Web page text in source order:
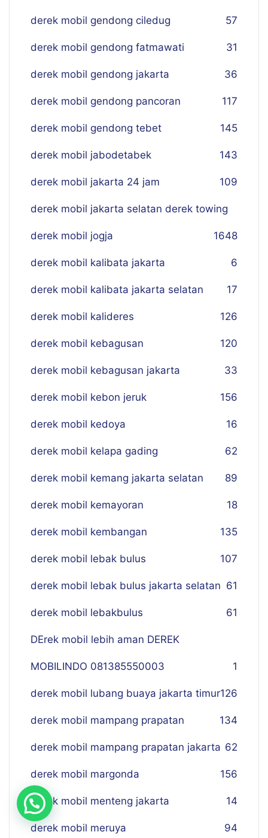
derek mobil gendong ciledug 57
derek mobil gendong fatmawati 31
derek mobil gendong jakarta 36
derek mobil gendong pancoran 117
derek mobil gendong tebet 145
derek mobil jabodetabek 143
derek mobil jakarta 24 jam 109
derek mobil jakarta selatan derek towing
48
derek mobil jogja 16
derek mobil kalibata jakarta 6
derek mobil kalibata jakarta selatan 17
derek mobil kalideres 126
derek mobil kebagusan 120
derek mobil kebagusan jakarta 33
derek mobil kebon jeruk 156
derek mobil kedoya 16
derek mobil kelapa gading 62
derek mobil kemang jakarta selatan 89
derek mobil kemayoran 18
derek mobil kembangan 135
derek mobil lebak bulus 107
derek mobil lebak bulus jakarta selatan 61
derek mobil lebakbulus 61
DErek mobil lebih aman DEREK
MOBILINDO 081385550003 1
derek mobil lubang buaya jakarta timur126
derek mobil mampang prapatan 134
derek mobil mampang prapatan jakarta 62
derek mobil margonda 156
derek mobil menteng jakarta 14
derek mobil meruya 94